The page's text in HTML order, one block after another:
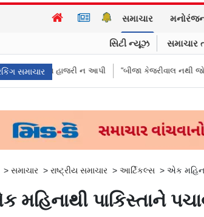
સમાચાર
સિટી ન્યૂઝ સમાચાર
સમાચાર
ન આપી “બીજા કેજરીવાલ નથી જોઈતા”: CJPના
> સમાચાર > રાષ્ટ્રીય સમાચાર > આર્ટિકલ્સ > એક
મહિનાથી પાકિસ્તાને